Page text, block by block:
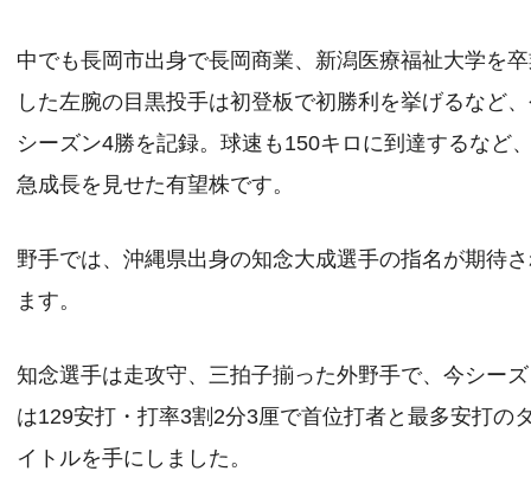
中でも長岡市出身で長岡商業、新潟医療福祉大学を
した左腕の目黒投手は初登板で初勝利を挙げるなど
シーズン4勝を記録。球速も150キロに到達するなど
急成長を見せた有望株です。
野手では、沖縄県出身の知念大成選手の指名が期待
ます。
知念選手は走攻守、三拍子揃った外野手で、今シー
は129安打・打率3割2分3厘で首位打者と最多安打の
イトルを手にしました。